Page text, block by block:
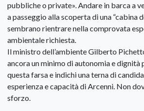
pubbliche o private». Andare in barca a
a passeggio alla scoperta di una “cabina
sembrano rientrare nella comprovata
ambientale richiesta.
Il ministro dell’ambiente Gilberto
ancora un minimo di autonomia e
questa farsa e indichi una terna di
esperienza e capacità di Arcenni. Non
sforzo.